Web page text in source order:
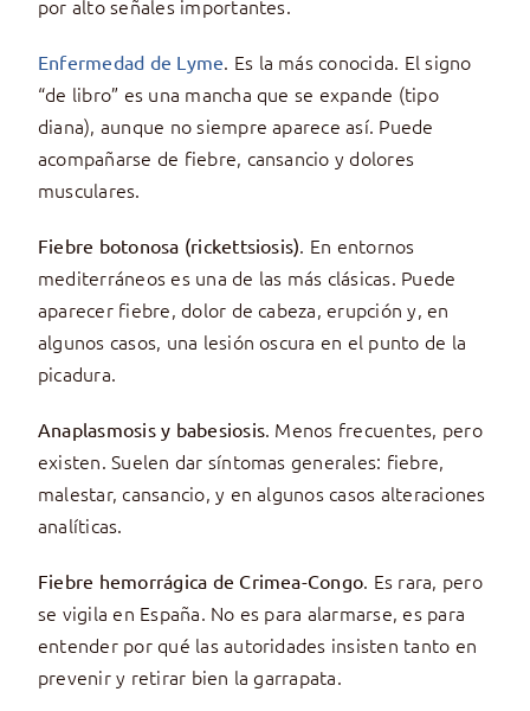
por alto señales importantes.
Enfermedad de Lyme. Es la más conocida. El signo
“de libro” es una mancha que se expande (tipo
diana), aunque no siempre aparece así. Puede
acompañarse de fiebre, cansancio y dolores
musculares.
Fiebre botonosa (rickettsiosis). En entornos
mediterráneos es una de las más clásicas. Puede
aparecer fiebre, dolor de cabeza, erupción y, en
algunos casos, una lesión oscura en el punto de la
picadura.
Anaplasmosis y babesiosis. Menos frecuentes, pero
existen. Suelen dar síntomas generales: fiebre,
malestar, cansancio, y en algunos casos alteraciones
analíticas.
Fiebre hemorrágica de Crimea-Congo. Es rara, pero
se vigila en España. No es para alarmarse, es para
entender por qué las autoridades insisten tanto en
prevenir y retirar bien la garrapata.